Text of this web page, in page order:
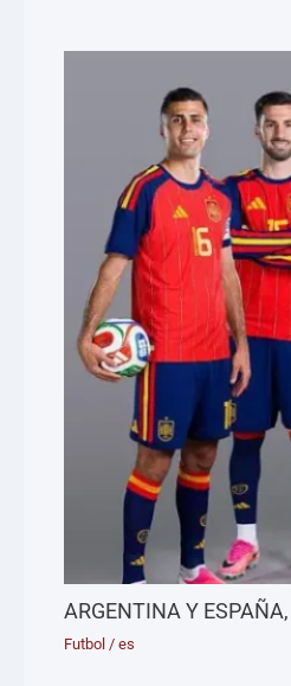
ARGENTINA Y
Futbol /es